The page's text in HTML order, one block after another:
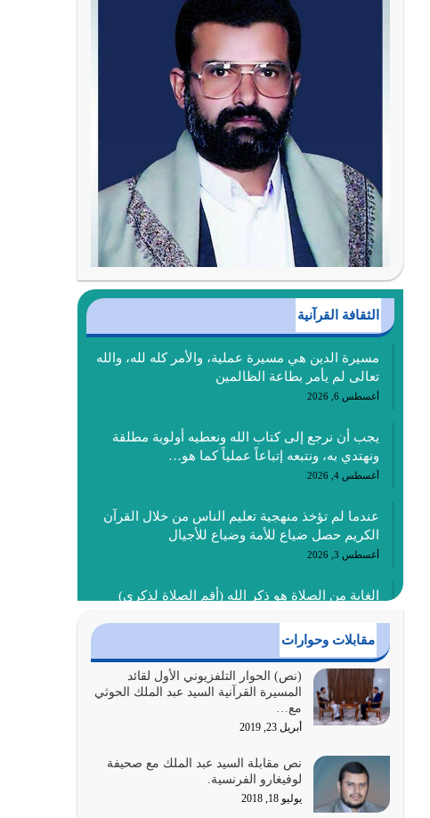
الثقافة القرآنية
مسيرة الدين هي مسيرة عملية، والأمر كله لله، والله
تعالى لم يأمر بطاعة الظالمين
أغسطس 6, 2026
يجب أن نرجع إلى كتاب الله ونعطيه أولوية مطلقة
ونهتدي به، ونتبعه إتباعاً عملياً كما هو…
أغسطس 4, 2026
عندما لم تؤخذ منهجية تعليم الناس من خلال القرآن
الكريم حصل ضياع للأمة وضياع للأجيال
أغسطس 3, 2026
الغاية من الصلاة هو ذكر الله (أقم الصلاة لذكري)
أغسطس 2, 2026
السبب الرئيسي لشقاء الأمة الابتعاد عن كتاب الله
والتعدي لحدود الله بالإضافات للدين
أغسطس 1, 2026
أبرز أسباب الشقاء هو الإعراض عن ذكر الله وعن هدى
الله المتمثل في القرآن الكريم
يوليو 31, 2026
مقابلات وحوارات
(نص) الحوار التلفزيوني الأول لقائد
المسيرة القرآنية السيد عبد الملك الحوثي
مع…
أبريل 23, 2019
نص مقابلة السيد عبد الملك مع صحيفة
لوفيغارو الفرنسية.
يوليو 18, 2018